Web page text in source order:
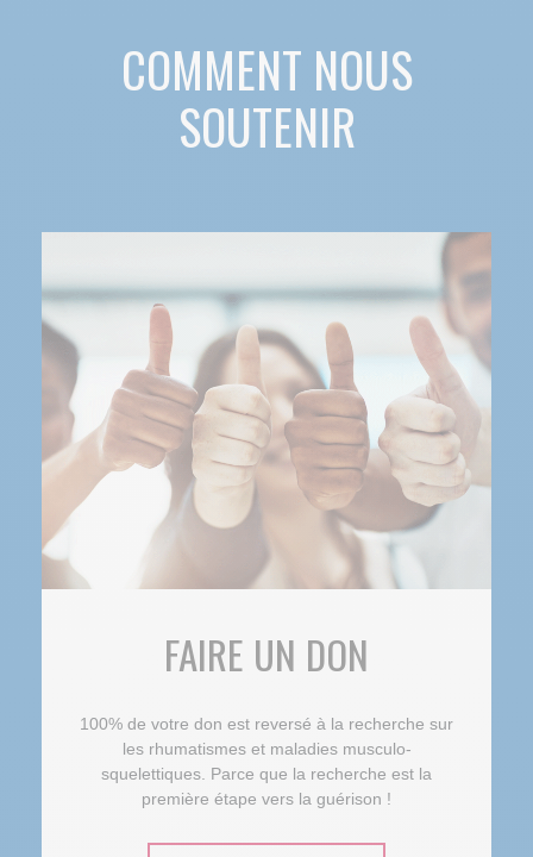
COMMENT NOUS
SOUTENIR
FAIRE UN DON
100% de votre don est reversé à la recherche sur
les rhumatismes et maladies musculo-
squelettiques. Parce que la recherche est la
première étape vers la guérison !